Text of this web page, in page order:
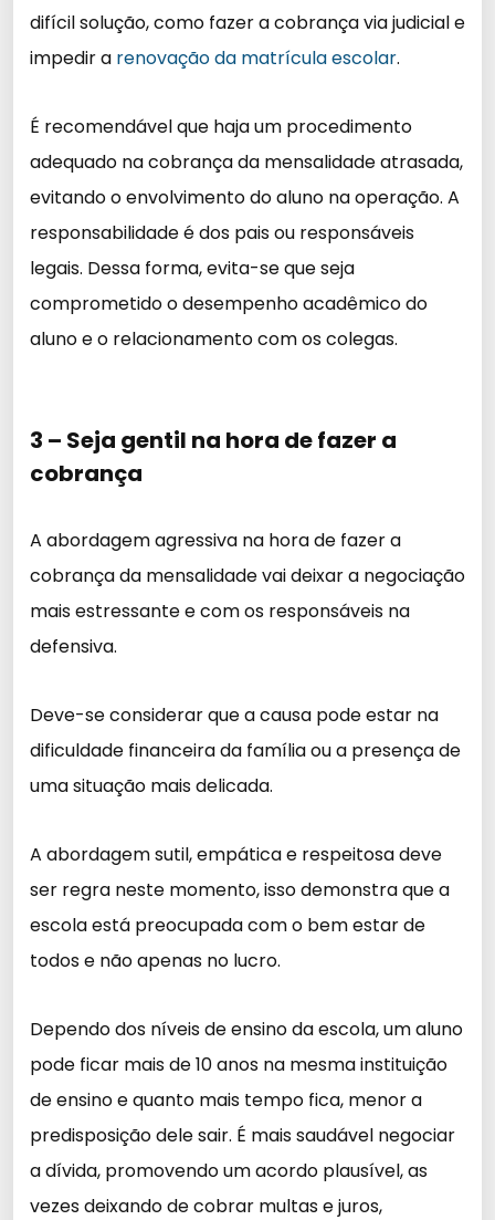
difícil solução, como fazer a cobrança via judicial e
impedir a renovação da matrícula escolar.
É recomendável que haja um procedimento
adequado na cobrança da mensalidade atrasada,
evitando o envolvimento do aluno na operação. A
responsabilidade é dos pais ou responsáveis
legais. Dessa forma, evita-se que seja
comprometido o desempenho acadêmico do
aluno e o relacionamento com os colegas.
3 – Seja gentil na hora de fazer a
cobrança
A abordagem agressiva na hora de fazer a
cobrança da mensalidade vai deixar a negociação
mais estressante e com os responsáveis na
defensiva.
Deve-se considerar que a causa pode estar na
dificuldade financeira da família ou a presença de
uma situação mais delicada.
A abordagem sutil, empática e respeitosa deve
ser regra neste momento, isso demonstra que a
escola está preocupada com o bem estar de
todos e não apenas no lucro.
Dependo dos níveis de ensino da escola, um aluno
pode ficar mais de 10 anos na mesma instituição
de ensino e quanto mais tempo fica, menor a
predisposição dele sair. É mais saudável negociar
a dívida, promovendo um acordo plausível, as
vezes deixando de cobrar multas e juros,